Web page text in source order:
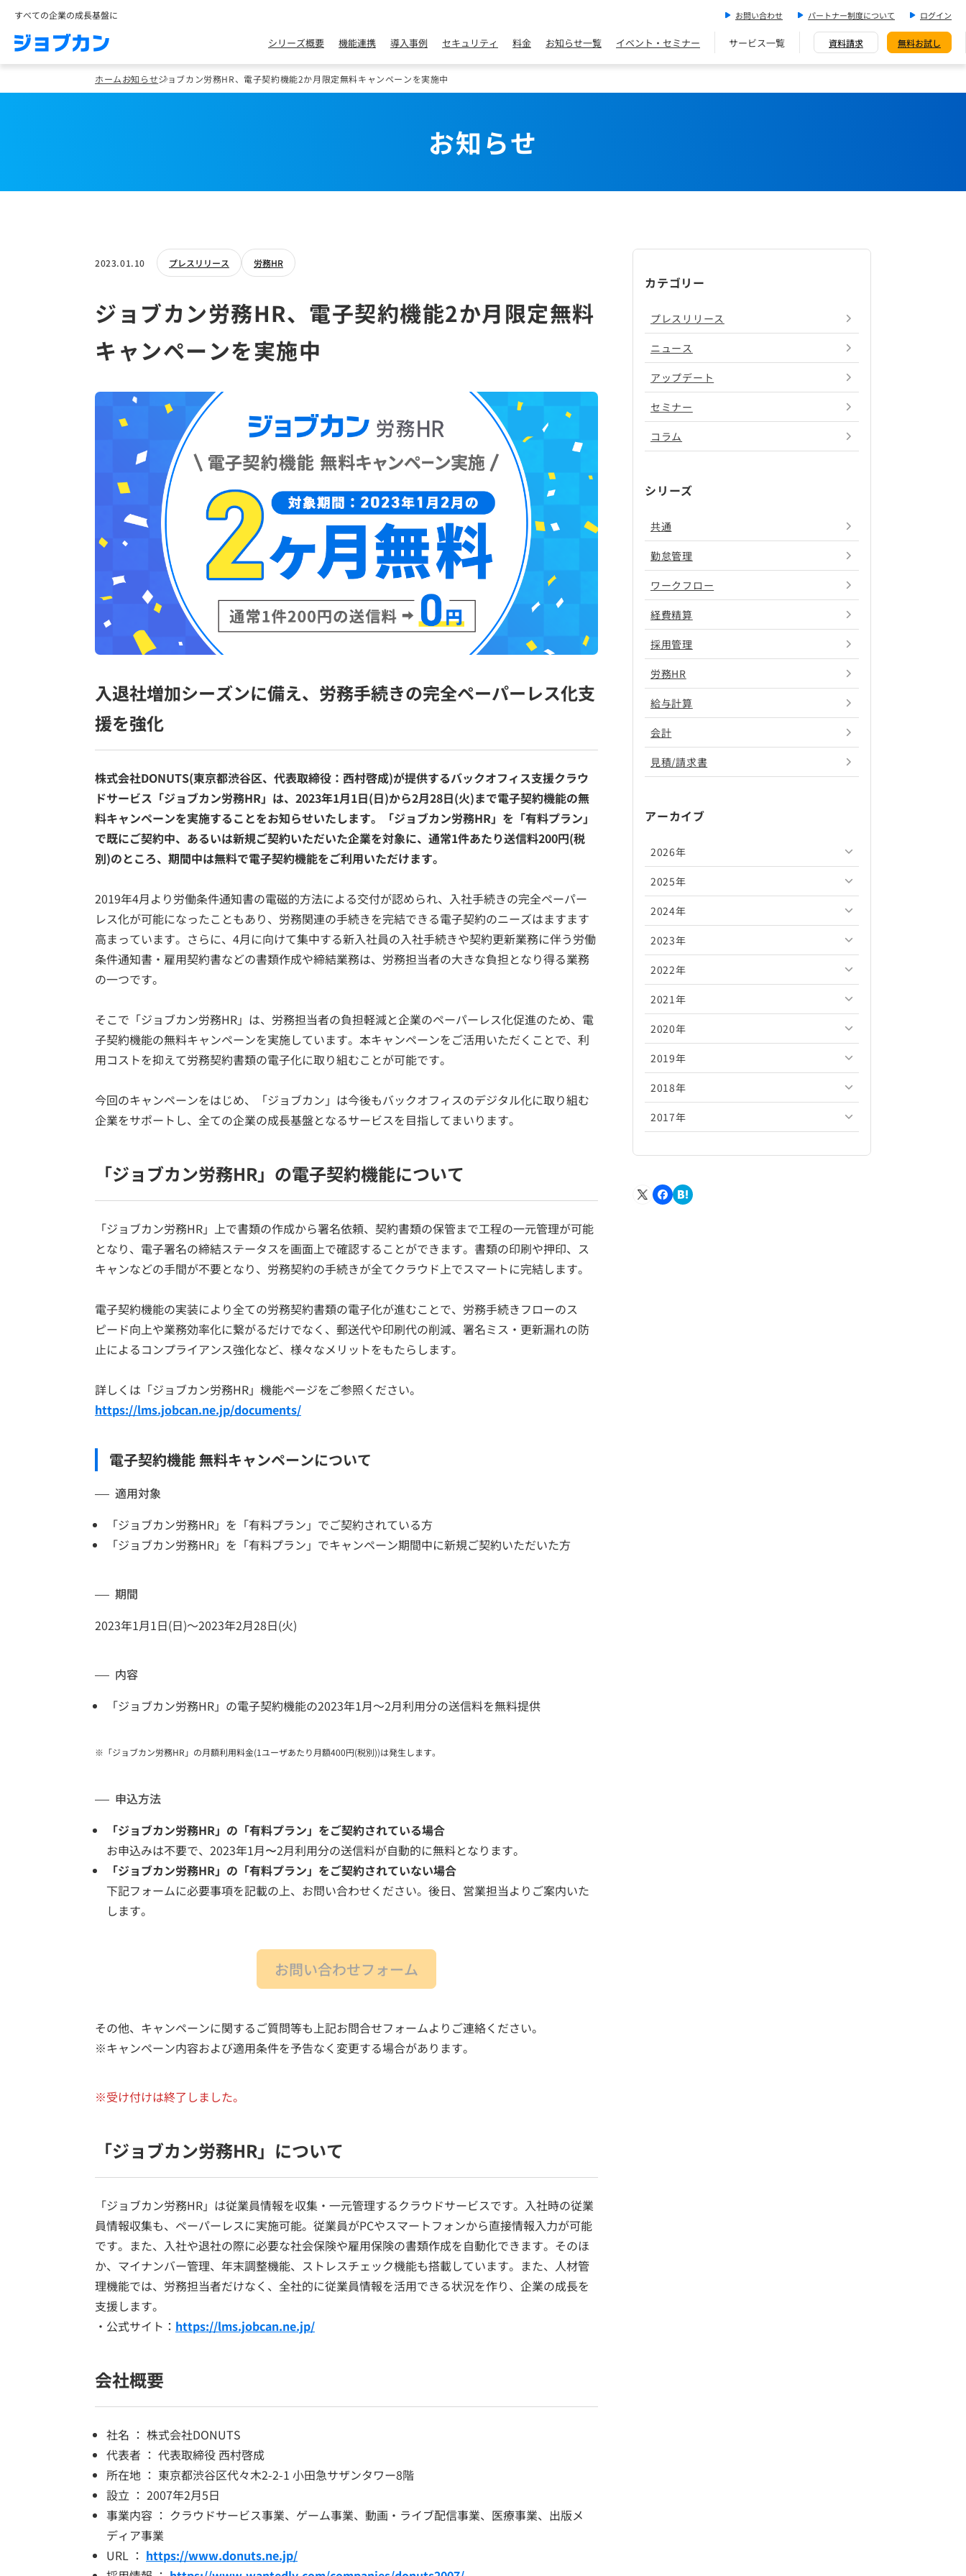
すべての企業の成長基盤に お問い合わせ パートナー制度について ログイン
シリーズ概要 機能連携 導入事例 セキュリティ 料金 お知らせ一覧 イベント・セミナー サービス一覧 資料請求 無料お試し
ホームお知らせジョブカン労務HR、電子契約機能2か月限定無料キャンペーンを実施中
お知らせ
2023.01.10 プレスリリース 労務HR
ジョブカン労務HR、電子契約機能2か月限定無料
キャンペーンを実施中
入退社増加シーズンに備え、労務手続きの完全ペーパーレス化支
援を強化
株式会社DONUTS(東京都渋谷区、代表取締役：西村啓成)が提供するバックオフィス支援クラウ
ドサービス「ジョブカン労務HR」は、2023年1月1日(日)から2月28日(火)まで電子契約機能の無
料キャンペーンを実施することをお知らせいたします。「ジョブカン労務HR」を「有料プラン」
で既にご契約中、あるいは新規ご契約いただいた企業を対象に、通常1件あたり送信料200円(税
別)のところ、期間中は無料で電子契約機能をご利用いただけます。
2019年4月より労働条件通知書の電磁的方法による交付が認められ、入社手続きの完全ペーパー
レス化が可能になったこともあり、労務関連の手続きを完結できる電子契約のニーズはますます
高まっています。さらに、4月に向けて集中する新入社員の入社手続きや契約更新業務に伴う労働
条件通知書・雇用契約書などの書類作成や締結業務は、労務担当者の大きな負担となり得る業務
の一つです。
そこで「ジョブカン労務HR」は、労務担当者の負担軽減と企業のペーパーレス化促進のため、電
子契約機能の無料キャンペーンを実施しています。本キャンペーンをご活用いただくことで、利
用コストを抑えて労務契約書類の電子化に取り組むことが可能です。
今回のキャンペーンをはじめ、「ジョブカン」は今後もバックオフィスのデジタル化に取り組む
企業をサポートし、全ての企業の成長基盤となるサービスを目指してまいります。
「ジョブカン労務HR」の電子契約機能について
「ジョブカン労務HR」上で書類の作成から署名依頼、契約書類の保管まで工程の一元管理が可能
となり、電子署名の締結ステータスを画面上で確認することができます。書類の印刷や押印、ス
キャンなどの手間が不要となり、労務契約の手続きが全てクラウド上でスマートに完結します。
電子契約機能の実装により全ての労務契約書類の電子化が進むことで、労務手続きフローのス
ピード向上や業務効率化に繋がるだけでなく、郵送代や印刷代の削減、署名ミス・更新漏れの防
止によるコンプライアンス強化など、様々なメリットをもたらします。
詳しくは「ジョブカン労務HR」機能ページをご参照ください。
https://lms.jobcan.ne.jp/documents/
電子契約機能 無料キャンペーンについて
適用対象
「ジョブカン労務HR」を「有料プラン」でご契約されている方
「ジョブカン労務HR」を「有料プラン」でキャンペーン期間中に新規ご契約いただいた方
期間
2023年1月1日(日)～2023年2月28日(火)
内容
「ジョブカン労務HR」の電子契約機能の2023年1月～2月利用分の送信料を無料提供
※「ジョブカン労務HR」の月額利用料金(1ユーザあたり月額400円(税別))は発生します。
申込方法
「ジョブカン労務HR」の「有料プラン」をご契約されている場合
お申込みは不要で、2023年1月〜2月利用分の送信料が自動的に無料となります。
「ジョブカン労務HR」の「有料プラン」をご契約されていない場合
下記フォームに必要事項を記載の上、お問い合わせください。後日、営業担当よりご案内いた
します。
お問い合わせフォーム
その他、キャンペーンに関するご質問等も上記お問合せフォームよりご連絡ください。
※キャンペーン内容および適用条件を予告なく変更する場合があります。
※受け付けは終了しました。
「ジョブカン労務HR」について
「ジョブカン労務HR」は従業員情報を収集・一元管理するクラウドサービスです。入社時の従業
員情報収集も、ペーパーレスに実施可能。従業員がPCやスマートフォンから直接情報入力が可能
です。また、入社や退社の際に必要な社会保険や雇用保険の書類作成を自動化できます。そのほ
か、マイナンバー管理、年末調整機能、ストレスチェック機能も搭載しています。また、人材管
理機能では、労務担当者だけなく、全社的に従業員情報を活用できる状況を作り、企業の成長を
支援します。
・公式サイト： https://lms.jobcan.ne.jp/
会社概要
社名 ： 株式会社DONUTS
代表者 ： 代表取締役 西村啓成
所在地 ： 東京都渋谷区代々木2-2-1 小田急サザンタワー8階
設立 ： 2007年2月5日
事業内容 ： クラウドサービス事業、ゲーム事業、動画・ライブ配信事業、医療事業、出版メ
ディア事業
URL ： https://www.donuts.ne.jp/
カテゴリー
プレスリリース
ニュース
アップデート
セミナー
コラム
シリーズ
共通
勤怠管理
ワークフロー
経費精算
採用管理
労務HR
給与計算
会計
見積/請求書
アーカイブ
2026年
2026年8月
2026年7月
2026年6月
2026年5月
2026年4月
2026年3月
2026年2月
2026年1月
2025年
2025年12月
2025年11月
2025年10月
2025年9月
2025年8月
2025年7月
2025年6月
2025年5月
2025年2月
2024年
2024年12月
2024年11月
2024年10月
2024年9月
2024年8月
2024年7月
2024年6月
2024年3月
2023年
2023年12月
2023年11月
2023年10月
2023年9月
2023年8月
2023年7月
2023年4月
2022年
2022年12月
2022年11月
2022年10月
2022年9月
2022年8月
2022年5月
2021年
2021年12月
2021年11月
2021年10月
2021年9月
2021年6月
2020年
2020年12月
2020年11月
2020年10月
2020年7月
2019年
2019年12月
2019年11月
2019年8月
2018年
2018年12月
2018年9月
2017年
2017年10月